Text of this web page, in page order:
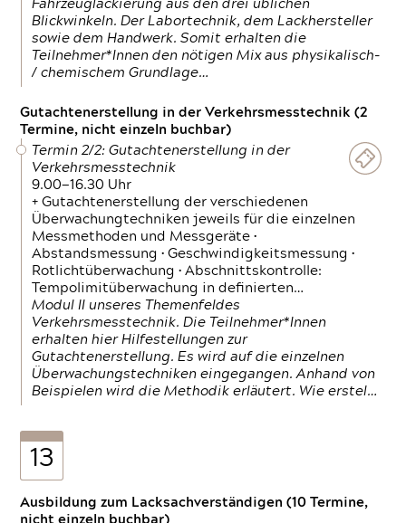
Fahrzeuglackierung aus den drei üblichen
Blickwinkeln. Der Labortechnik, dem Lackhersteller
sowie dem Handwerk. Somit erhalten die
Teilnehmer*Innen den nötigen Mix aus physikalisch-
/ chemischem Grundlage…
Gutachtenerstellung in der Verkehrsmesstechnik (2
Termine, nicht einzeln buchbar)
Termin 2/2: Gutachtenerstellung in der
Verkehrsmesstechnik
9.00—16.30 Uhr
+ Gutachtenerstellung der verschiedenen
Überwachungtechniken jeweils für die einzelnen
Messmethoden und Messgeräte •
Abstandsmessung • Geschwindigkeitsmessung •
Rotlichtüberwachung • Abschnittskontrolle:
Tempolimitüberwachung in definierten…
Modul II unseres Themenfeldes
Verkehrsmesstechnik. Die Teilnehmer*Innen
erhalten hier Hilfestellungen zur
Gutachtenerstellung. Es wird auf die einzelnen
Überwachungstechniken eingegangen. Anhand von
Beispielen wird die Methodik erläutert. Wie erstel…
13
Ausbildung zum Lacksachverständigen (10 Termine,
nicht einzeln buchbar)